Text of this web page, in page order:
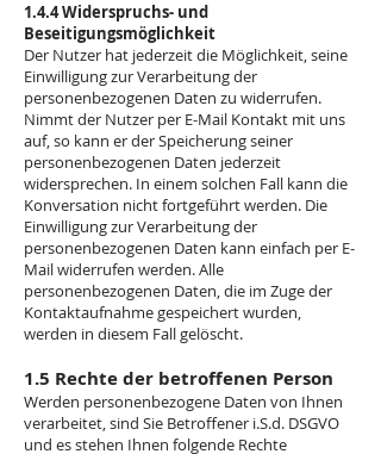
1.4.4 Widerspruchs- und
Beseitigungsmöglichkeit
Der Nutzer hat jederzeit die Möglichkeit, seine
Einwilligung zur Verarbeitung der
personenbezogenen Daten zu widerrufen.
Nimmt der Nutzer per E-Mail Kontakt mit uns
auf, so kann er der Speicherung seiner
personenbezogenen Daten jederzeit
widersprechen. In einem solchen Fall kann die
Konversation nicht fortgeführt werden. Die
Einwilligung zur Verarbeitung der
personenbezogenen Daten kann einfach per E-
Mail widerrufen werden. Alle
personenbezogenen Daten, die im Zuge der
Kontaktaufnahme gespeichert wurden,
werden in diesem Fall gelöscht.
1.5 Rechte der betroffenen Person
Werden personenbezogene Daten von Ihnen
verarbeitet, sind Sie Betroffener i.S.d. DSGVO
und es stehen Ihnen folgende Rechte